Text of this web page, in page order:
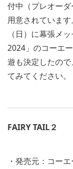
付中（プレオー
用意されていま
（日）に幕張メ
2024」のコーエ
遊も決定したの
てみてください。
FAIRY TAIL２
・発売元：コー